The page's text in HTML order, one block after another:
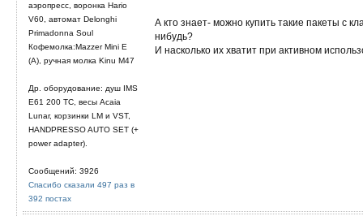
аэропресс, воронка Hario
V60, автомат Delonghi
Primadonna Soul
Кофемолка:Mazzer Mini E
(A), ручная молка Kinu M47
Др. оборудование: душ IMS
E61 200 TC, весы Acaia
Lunar, корзинки LM и VST,
HANDPRESSO AUTO SET (+
power adapter).
Сообщений: 3926
Спасибо сказали 497 раз в
392 постах
А кто знает- можно купить такие пакеты с
нибудь?
И насколько их хватит при активном